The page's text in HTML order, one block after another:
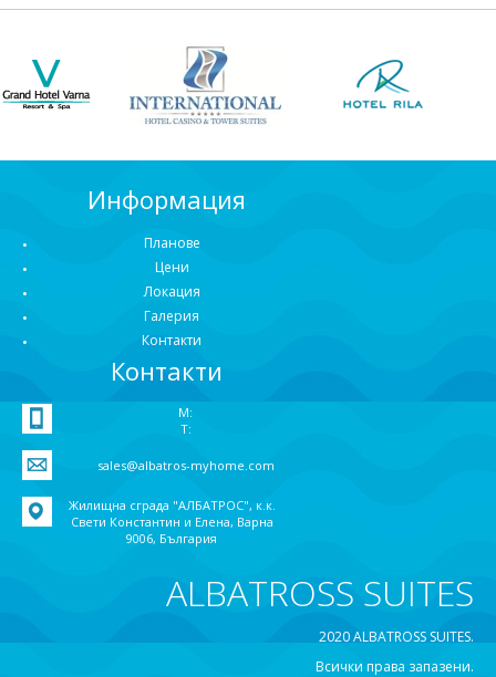
Информация
Планове
Цени
Локация
Галерия
Контакти
Контакти
M:
T:
sales@albatros-myhome.com
Жилищна сграда "АЛБАТРОС", к.к.
Свети Константин и Елена, Варна
9006, България
ALBATROSS SUITES
2020 ALBATROSS SUITES.
Всички права запазени.